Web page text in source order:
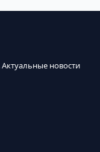
новости